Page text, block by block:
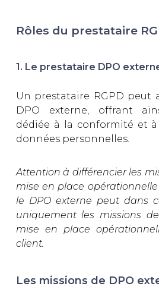
Rôles du prestataire
1. Le prestataire DPO
Un prestataire RGPD peut
DPO externe, offrant
dédiée à la conformité et
données personnelles.
Attention à différencier les
mise en place opérationnelle
le DPO externe peut dans
uniquement les missions
mise en place
client.
Les missions de DPO